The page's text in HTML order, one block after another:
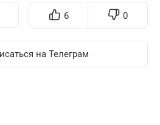
6 0
на Телеграм